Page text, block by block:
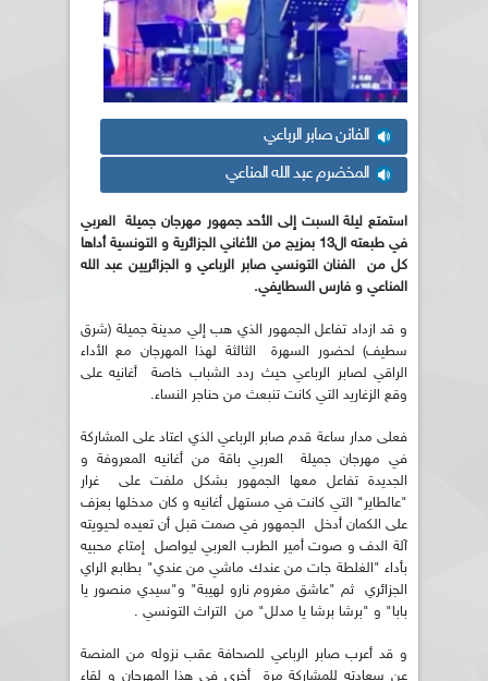
الفانن صابر الرباعي
المخضرم عبد الله المناعي
استمتع ليلة السبت إلى الأحد جمهور مهرجان جميلة العربي
في طبعته ال13 بمزيج من الأغاني الجزائرية و التونسية أداها
كل من
الفنان التونسي صابر الرباعي و الجزائريين عبد الله
المناعي و فارس السطايفي.
و قد ازداد تفاعل الجمهور الذي هب إلي مدينة جميلة (شرق
سطيف) لحضور السهرة الثالثة لهذا المهرجان مع الأداء
الراقي لصابر الرباعي حيث ردد الشباب خاصة أغانيه على
وقع الزغاريد التي كانت تنبعث من حناجر النساء.
فعلى مدار ساعة قدم صابر الرباعي الذي اعتاد على المشاركة
في مهرجان جميلة العربي باقة من أغانيه المعروفة و
الجديدة تفاعل معها الجمهور بشكل ملفت على غرار
"عالطاير" التي كانت في مستهل أغانيه و كان مدخلها بعزف
على الكمان أدخل الجمهور في صمت قبل أن تعيده لحيويته
آلة الدف و صوت أمير الطرب العربي ليواصل إمتاع محبيه
بأداء "الغلطة جات من عندك ماشي من عندي" بطابع الراي
الجزائري ثم "عاشق مغروم نارو لهيبة" و"سيدي منصور يا
بابا" و "برشا برشا يا مدلل" من التراث التونسي .
و قد أعرب صابر الرباعي للصحافة عقب نزوله من المنصة
عن سعادته للمشاركة مرة أخرى في هذا المهرجان و لقاء